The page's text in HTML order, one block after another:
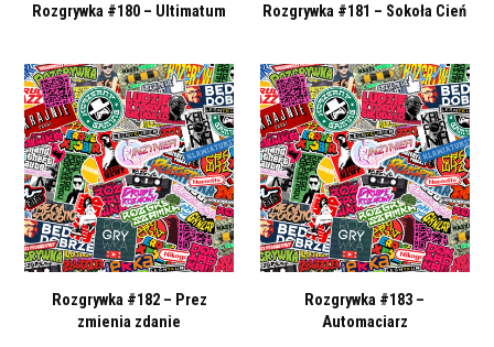
Rozgrywka #180 – Ultimatum Rozgrywka #181 – Sokoła Cień
Rozgrywka #182 – Prez
zmienia zdanie
Rozgrywka #183 –
Automaciarz